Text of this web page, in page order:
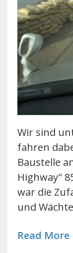
Wir sind
fahren
Baustelle
Highway"
war die
und
Read More